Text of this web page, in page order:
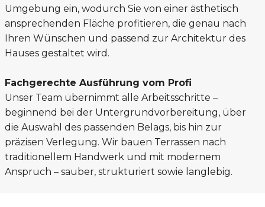
Umgebung ein, wodurch Sie von einer ästhetisch
ansprechenden Fläche profitieren, die genau nach
Ihren Wünschen und passend zur Architektur des
Hauses gestaltet wird.
Fachgerechte Ausführung vom Profi
Unser Team übernimmt alle Arbeitsschritte –
beginnend bei der Untergrundvorbereitung, über
die Auswahl des passenden Belags, bis hin zur
präzisen Verlegung. Wir bauen Terrassen nach
traditionellem Handwerk und mit modernem
Anspruch – sauber, strukturiert sowie langlebig.